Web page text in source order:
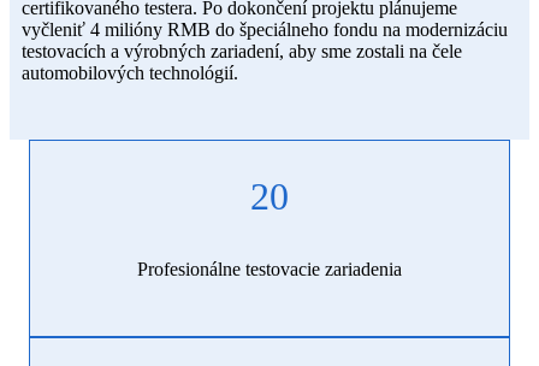
certifikovaného testera. Po dokončení projektu plánujeme
vyčleniť 4 milióny RMB do špeciálneho fondu na modernizáciu
testovacích a výrobných zariadení, aby sme zostali na čele
automobilových technológií.
20
Profesionálne testovacie zariadenia